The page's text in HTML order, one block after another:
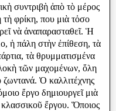
συντριβὴ ἀπὸ τὸ μέρος
τὴ φρίκη, που μιὰ τὀσο
νὰ ἀναπαρασταθεῖ. Ἡ
ἡ πάλη στὴν ἐπίθεση, τὰ
τὰ θρυμματισμένα
τῶν μαχομένων, ὅλη
ζωντανά. Ὁ καλλιτέχνης
ἔργο δημιουργεῖ μιὰ
ἔργου. Ὅποιος